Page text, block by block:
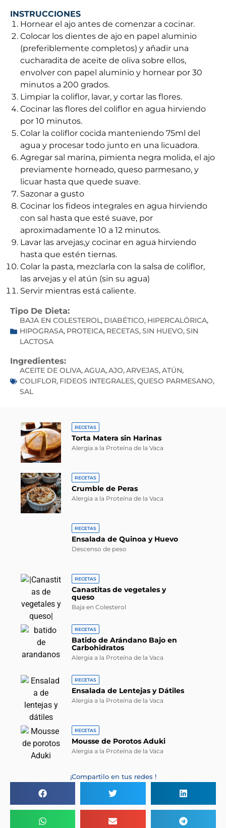
INSTRUCCIONES
Hornear el ajo antes de comenzar a cocinar.
Colocar los dientes de ajo en papel aluminio
(preferiblemente completos) y añadir una
cucharadita de aceite de oliva sobre ellos,
envolver con papel aluminio y hornear por 30
minutos a 200 grados.
Limpiar la coliflor, lavar, y cortar las flores.
Cocinar las flores del coliflor en agua hirviendo
por 10 minutos.
Colar la coliflor cocida manteniendo 75ml del
agua y procesar todo junto en una licuadora.
Agregar sal marina, pimienta negra molida, el ajo
previamente horneado, queso parmesano, y
licuar hasta que quede suave.
Sazonar a gusto
Cocinar los fideos integrales en agua hirviendo
con sal hasta que esté suave, por
aproximadamente 10 a 12 minutos.
Lavar las arvejas,y cocinar en agua hirviendo
hasta que estén tiernas.
Colar la pasta, mezclarla con la salsa de coliflor,
las arvejas y el atún (sin su agua)
Servir mientras está caliente.
Tipo De Dieta:
BAJA EN COLESTEROL, DIABÉTICO, HIPERCALÓRICA,
HIPOGRASA, PROTEICA, RECETAS,SIN HUEVO,SIN
LACTOSA
Ingredientes:
ACEITE DE OLIVA,AGUA,AJO,ARVEJAS,ATÚN,
COLIFLOR, FIDEOS INTEGRALES,QUESO PARMESANO,
SAL
RECETAS
Torta Matera sin Harinas
Alergia a la Proteína de la Vaca
RECETAS
Crumble de Peras
Alergia a la Proteína de la Vaca
RECETAS
Ensalada de Quinoa y Huevo
Descenso de peso
RECETAS
Canastitas de vegetales y
queso
Baja en Colesterol
RECETAS
Batido de Arándano Bajo en
Carbohidratos
Alergia a la Proteína de la Vaca
RECETAS
Ensalada de Lentejas y Dátiles
Alergia a la Proteína de la Vaca
RECETAS
Mousse de Porotos Aduki
Alergia a la Proteína de la Vaca
¡Compartilo en tus redes !